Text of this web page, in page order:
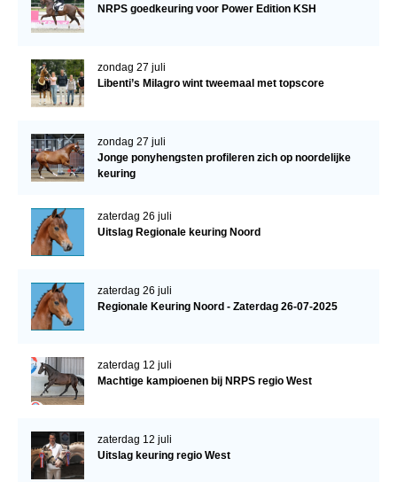
NRPS goedkeuring voor Power Edition KSH
zondag 27 juli
Libenti’s Milagro wint tweemaal met topscore
zondag 27 juli
Jonge ponyhengsten profileren zich op noordelijke
keuring
zaterdag 26 juli
Uitslag Regionale keuring Noord
zaterdag 26 juli
Regionale Keuring Noord - Zaterdag 26-07-2025
zaterdag 12 juli
Machtige kampioenen bij NRPS regio West
zaterdag 12 juli
Uitslag keuring regio West